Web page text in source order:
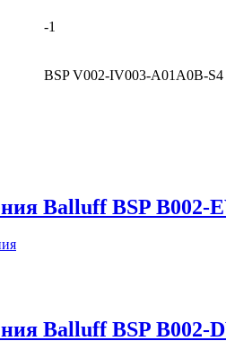
-1
BSP V002-IV003-A01A0B-S4
Balluff BSP B002-
Balluff BSP B002-